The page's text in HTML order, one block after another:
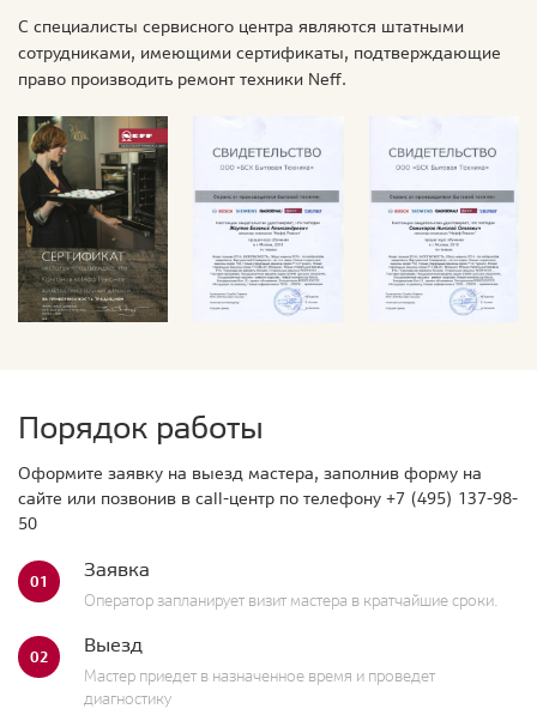
С специалисты сервисного центра являются штатными
сотрудниками, имеющими сертификаты, подтверждающие
право производить ремонт техники Neff.
Порядок работы
Оформите заявку на выезд мастера, заполнив форму на
сайте или позвонив в call-центр по телефону +7 (495) 137-98-
50
01 Заявка
Оператор запланирует визит мастера в кратчайшие сроки.
02 Выезд
Мастер приедет в назначенное время и проведет
диагностику